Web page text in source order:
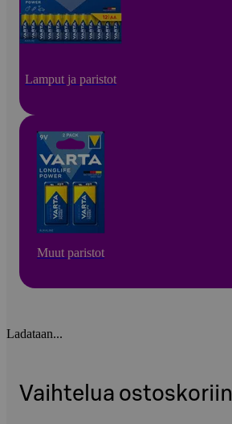
Lamput ja paristot
Muut paristot
Ladataan...
Vaihtelua ostoskoriin